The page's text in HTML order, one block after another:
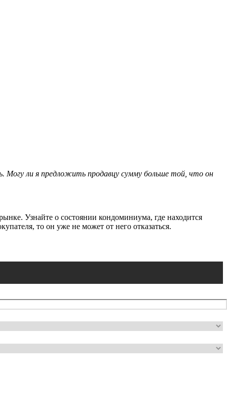
Могу ли я предложить продавцу сумму больше той, что он
Узнайте о состоянии кондоминиума, где находится
то он уже не может от него отказаться.